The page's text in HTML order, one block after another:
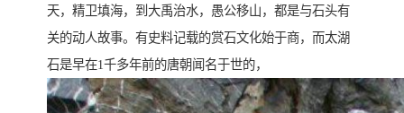
天，精卫填海，到大禹治水，愚公移山，都是与石头有
关的动人故事。有史料记载的赏石文化始于商，而太湖
石是早在1千多年前的唐朝闻名于世的，